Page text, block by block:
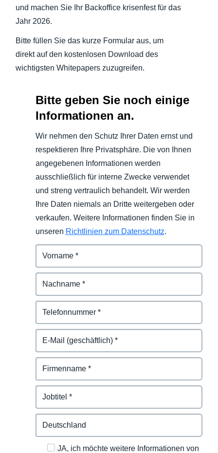
und machen Sie Ihr Backoffice krisenfest für das
Jahr 2026.
Bitte füllen Sie das kurze Formular aus, um
direkt auf den kostenlosen Download des
wichtigsten Whitepapers zuzugreifen.
Bitte geben Sie noch einige
Informationen an.
Wir nehmen den Schutz Ihrer Daten ernst und
respektieren Ihre Privatsphäre. Die von Ihnen
angegebenen Informationen werden
ausschließlich für interne Zwecke verwendet
und streng vertraulich behandelt. Wir werden
Ihre Daten niemals an Dritte weitergeben oder
verkaufen. Weitere Informationen finden Sie in
unseren Richtlinien zum Datenschutz.
JA, ich möchte weitere Informationen von